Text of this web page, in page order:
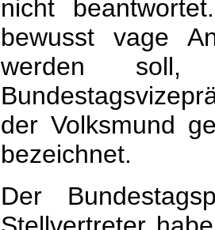
nicht
bewusst vage
werden
der Volksmund
bezeichnet.
Der